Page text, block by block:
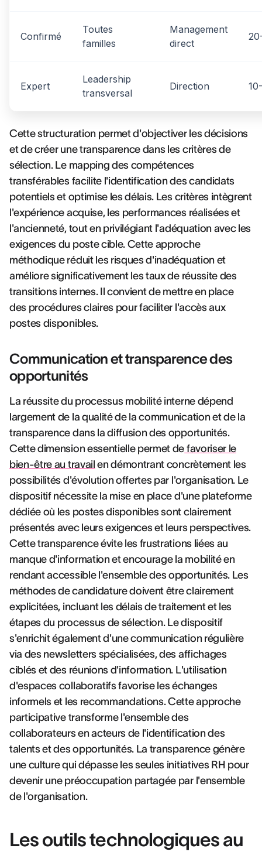
Confirmé
Toutes
familles
Management
direct
Expert
Leadership
transversal
Direction
Cette structuration permet d'objectiver les décisions
et de créer une transparence dans les critères de
sélection. Le mapping des compétences
transférables facilite l'identification des candidats
potentiels et optimise les délais. Les critères intègrent
l'expérience acquise, les performances réalisées et
l'ancienneté, tout en privilégiant l'adéquation avec les
exigences du poste cible. Cette approche
méthodique réduit les risques d'inadéquation et
améliore significativement les taux de réussite des
transitions internes. Il convient de mettre en place
des procédures claires pour faciliter l'accès aux
postes disponibles.
Communication et transparence des
opportunités
La réussite du processus mobilité interne dépend
largement de la qualité de la communication et de la
transparence dans la diffusion des opportunités.
Cette dimension essentielle permet de favoriser le
bien-être au travail en démontrant concrètement les
possibilités d'évolution offertes par l'organisation. Le
dispositif nécessite la mise en place d'une plateforme
dédiée où les postes disponibles sont clairement
présentés avec leurs exigences et leurs perspectives.
Cette transparence évite les frustrations liées au
manque d'information et encourage la mobilité en
rendant accessible l'ensemble des opportunités. Les
méthodes de candidature doivent être clairement
explicitées, incluant les délais de traitement et les
étapes du processus de sélection. Le dispositif
s'enrichit également d'une communication régulière
via des newsletters spécialisées, des affichages
ciblés et des réunions d'information. L'utilisation
d'espaces collaboratifs favorise les échanges
informels et les recommandations. Cette approche
participative transforme l'ensemble des
collaborateurs en acteurs de l'identification des
talents et des opportunités. La transparence génère
une culture qui dépasse les seules initiatives RH pour
devenir une préoccupation partagée par l'ensemble
de l'organisation.
Les outils technologiques au